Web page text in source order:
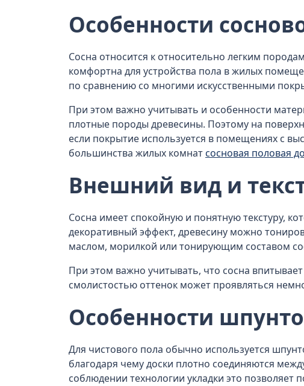
Особенности
Сосна относится к относительно легким
комфортна для устройства пола в жилых
по сравнению со многими искусственными
При этом важно учитывать и особенности
плотные породы древесины. Поэтому на
если покрытие используется в помещениях с
большинства жилых комнатсосновая половая
Внешний вид и
Сосна имеет спокойную и понятную текстуру,
декоративный эффект, древесину можно
маслом, морилкой или тонирующим составом
При этом важно учитывать, что сосна
смолистостью оттенок может проявляться
Особенности
Для чистового пола обычно используется
благодаря чему доски плотно соединяются
соблюдении технологии укладки это